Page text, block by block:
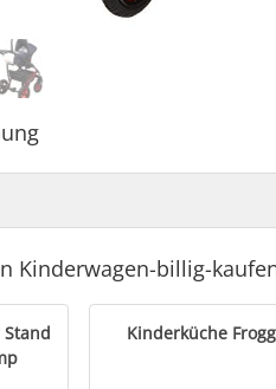
Kinderwagen-billig-
Stand
Kinderküche